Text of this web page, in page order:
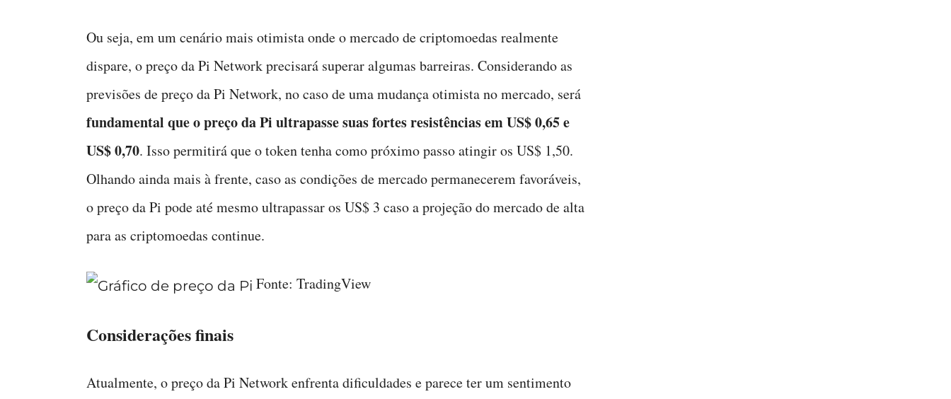
Ou seja, em um cenário mais otimista onde o mercado de criptomoedas realmente
dispare, o preço da Pi Network precisará superar algumas barreiras. Considerando as
previsões de preço da Pi Network, no caso de uma mudança otimista no mercado, será
fundamental que o preço da Pi ultrapasse suas fortes resistências em US$ 0,65 e
US$ 0,70. Isso permitirá que o token tenha como próximo passo atingir os US$ 1,50.
Olhando ainda mais à frente, caso as condições de mercado permanecerem favoráveis,
o preço da Pi pode até mesmo ultrapassar os US$ 3 caso a projeção do mercado de alta
para as criptomoedas continue.
Fonte: TradingView
Considerações finais
Atualmente, o preço da Pi Network enfrenta dificuldades e parece ter um sentimento